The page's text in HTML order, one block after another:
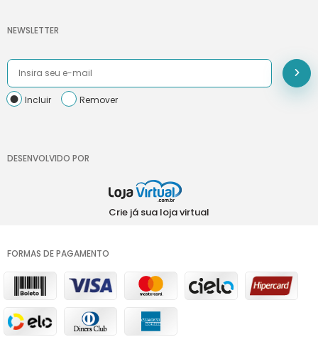
NEWSLETTER
Incluir Remover
DESENVOLVIDO POR
Crie já sua loja virtual
FORMAS DE PAGAMENTO